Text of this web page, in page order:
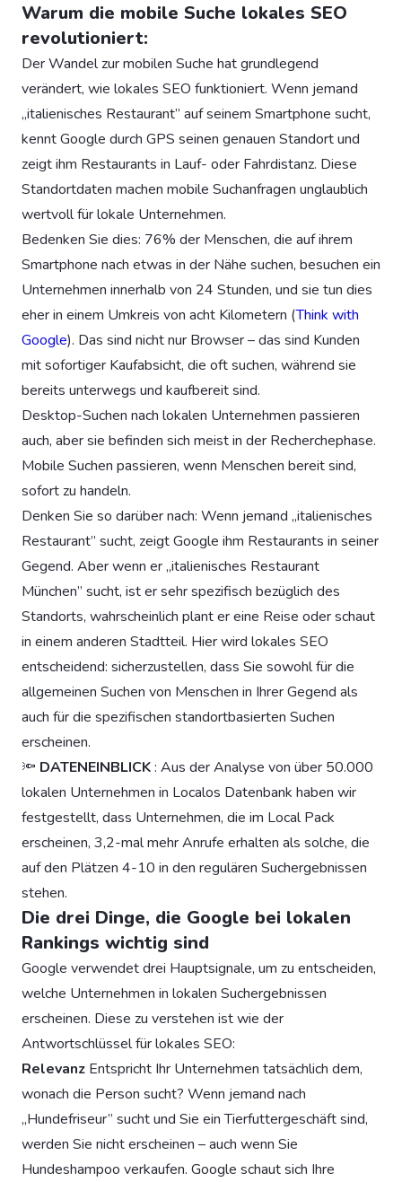
Warum die mobile Suche lokales SEO
revolutioniert:
Der Wandel zur mobilen Suche hat grundlegend
verändert, wie lokales SEO funktioniert. Wenn jemand
„italienisches Restaurant” auf seinem Smartphone sucht,
kennt Google durch GPS seinen genauen Standort und
zeigt ihm Restaurants in Lauf- oder Fahrdistanz. Diese
Standortdaten machen mobile Suchanfragen unglaublich
wertvoll für lokale Unternehmen.
Bedenken Sie dies: 76% der Menschen, die auf ihrem
Smartphone nach etwas in der Nähe suchen, besuchen ein
Unternehmen innerhalb von 24 Stunden, und sie tun dies
eher in einem Umkreis von acht Kilometern (Think with
Google). Das sind nicht nur Browser – das sind Kunden
mit sofortiger Kaufabsicht, die oft suchen, während sie
bereits unterwegs und kaufbereit sind.
Desktop-Suchen nach lokalen Unternehmen passieren
auch, aber sie befinden sich meist in der Recherchephase.
Mobile Suchen passieren, wenn Menschen bereit sind,
sofort zu handeln.
Denken Sie so darüber nach: Wenn jemand „italienisches
Restaurant” sucht, zeigt Google ihm Restaurants in seiner
Gegend. Aber wenn er „italienisches Restaurant
München” sucht, ist er sehr spezifisch bezüglich des
Standorts, wahrscheinlich plant er eine Reise oder schaut
in einem anderen Stadtteil. Hier wird lokales SEO
entscheidend: sicherzustellen, dass Sie sowohl für die
allgemeinen Suchen von Menschen in Ihrer Gegend als
auch für die spezifischen standortbasierten Suchen
erscheinen.
🔦 DATENEINBLICK: Aus der Analyse von über 50.000
lokalen Unternehmen in Localos Datenbank haben wir
festgestellt, dass Unternehmen, die im Local Pack
erscheinen, 3,2-mal mehr Anrufe erhalten als solche, die
auf den Plätzen 4-10 in den regulären Suchergebnissen
stehen.
Die drei Dinge, die Google bei lokalen
Rankings wichtig sind
Google verwendet drei Hauptsignale, um zu entscheiden,
welche Unternehmen in lokalen Suchergebnissen
erscheinen. Diese zu verstehen ist wie der
Antwortschlüssel für lokales SEO:
Relevanz Entspricht Ihr Unternehmen tatsächlich dem,
wonach die Person sucht? Wenn jemand nach
„Hundefriseur” sucht und Sie ein Tierfuttergeschäft sind,
werden Sie nicht erscheinen – auch wenn Sie
Hundeshampoo verkaufen. Google schaut sich Ihre